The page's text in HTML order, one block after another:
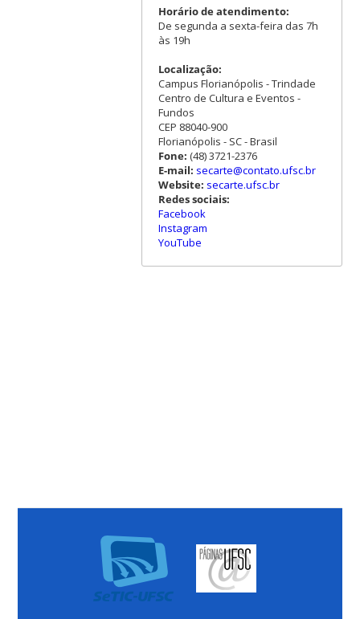
Horário de atendimento:
De segunda a sexta-feira das 7h
às 19h
Localização:
Campus Florianópolis - Trindade
Centro de Cultura e Eventos -
Fundos
CEP 88040-900
Florianópolis - SC - Brasil
Fone: (48) 3721-2376
E-mail: secarte@contato.ufsc.br
Website: secarte.ufsc.br
Redes sociais:
Facebook
Instagram
YouTube